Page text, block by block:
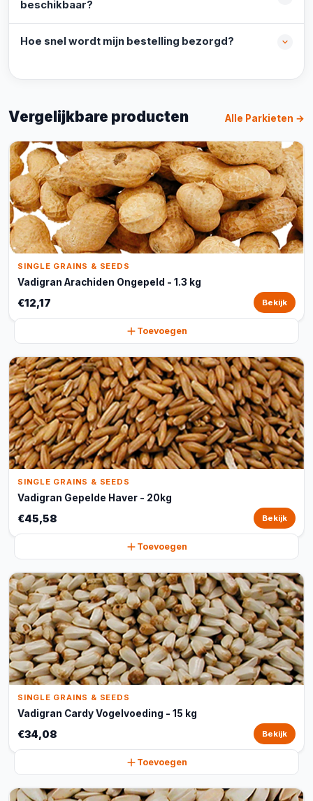
beschikbaar?
Hoe snel wordt mijn bestelling bezorgd?
Vergelijkbare producten Alle Parkieten →
SINGLE GRAINS & SEEDS
Vadigran Arachiden Ongepeld - 1.3 kg
€12,17 Bekijk
Toevoegen
SINGLE GRAINS & SEEDS
Vadigran Gepelde Haver - 20kg
€45,58 Bekijk
Toevoegen
SINGLE GRAINS & SEEDS
Vadigran Cardy Vogelvoeding - 15 kg
€34,08 Bekijk
Toevoegen